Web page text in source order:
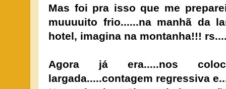
Mas foi pra isso que me
muuuuito frio......na manhã da
hotel, imagina na montanha!!!
Agora já era.....nos
largada.....contagem regressiva